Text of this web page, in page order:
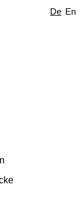
De En